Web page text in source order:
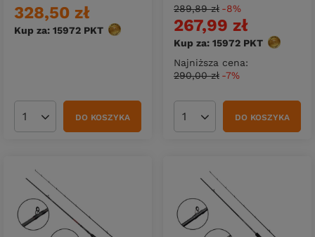
328,50 zł
Kup za: 15972 PKT punktów
Ilość produktówDO KOSZYKA
267,99 zł
Kup za: 15972 PKT punktów
Najniższa cena:
290,00 zł -7%
289,89 zł -8%
Ilość produktówDO KOSZYKA